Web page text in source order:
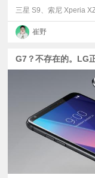
讯
评
三星 S9、索尼 Xperia
崔野
G7？不存在的。LG